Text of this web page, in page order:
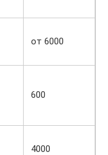
от 6000
600
4000